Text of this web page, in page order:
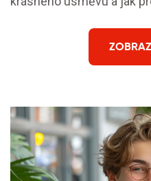
starat a jak mohou